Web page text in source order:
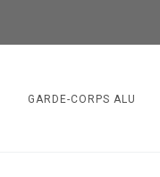
GARDE-CORPS ALU